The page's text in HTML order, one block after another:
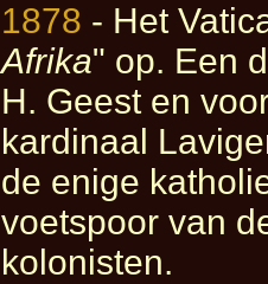
1878 - Het
Afrika" op. Een
H. Geest en
kardinaal
de enige
voetspoor van
kolonisten.